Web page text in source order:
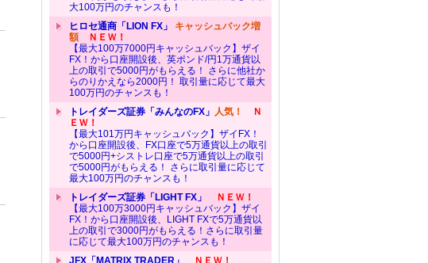
大100万円のチャンスも！
ヒロセ通商「LION FX」 キャッシュバック増
額ＮＥＷ！
【最大100万7000円キャッシュバック】ザイ
FX！から口座開設後、英ポンド/円1万通貨以
上の取引で5000円がもらえる！ さらに他社か
らのりかえなら2000円！ 取引量に応じて最大
100万円のチャンスも！
トレイダーズ証券「みんなのFX」 人気！
Ｎ
ＥＷ！
【最大101万円キャッシュバック】ザイFX！
から口座開設後、FX口座で5万通貨以上の取引
で5000円+シストレ口座で5万通貨以上の取引
で5000円がもらえる！ さらに取引量に応じて
最大100万円のチャンスも！
トレイダーズ証券「LIGHT FX」
ＮＥＷ！
【最大100万3000円キャッシュバック】ザイ
FX！から口座開設後、LIGHT FXで5万通貨以
上の取引で3000円がもらえる！さらに取引量
に応じて最大100万円のチャンスも！
JFX「MATRIX TRADER」
ＮＥＷ！